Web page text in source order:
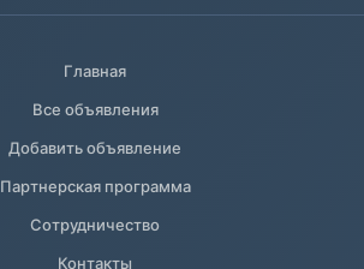
Главная
Все объявления
Добавить объявление
Партнерская программа
Сотрудничество
Контакты